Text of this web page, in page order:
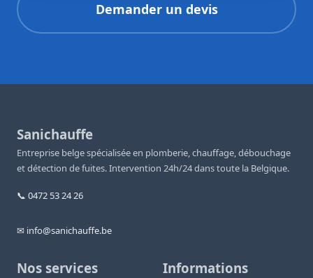
Demander un devis
Sanichauffe
Entreprise belge spécialisée en plomberie, chauffage, débouchage
et détection de fuites. Intervention 24h/24 dans toute la Belgique.
📞 0472 53 24 26
✉ info@sanichauffe.be
Nos services Informations